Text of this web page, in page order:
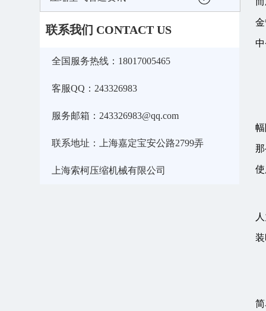
联系我们 CONTACT US
全国服务热线：18017005465
客服QQ：243326983
服务邮箱：243326983@qq.com
联系地址：上海嘉定宝安公路2799弄
上海索柯压缩机械有限公司